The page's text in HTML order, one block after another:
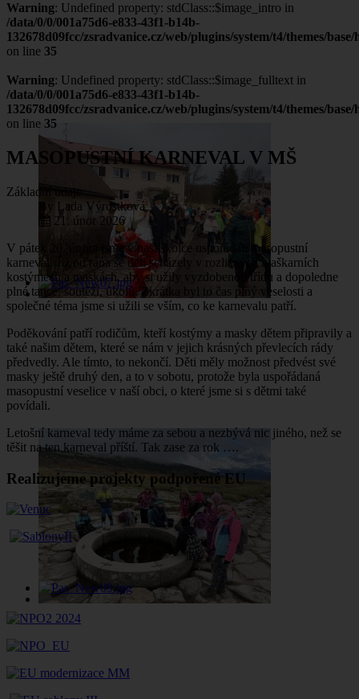
Warning: Undefined property: stdClass::$image_intro in
/data/0/0/001a75d6-e833-43f1-b14b-
132678d09fcc/zsradvanice.cz/web/plugins/system/t4/themes/
on line 35
Warning: Undefined property: stdClass::$image_fulltext in
/data/0/0/001a75d6-e833-43f1-b14b-
132678d09fcc/zsradvanice.cz/web/plugins/system/t4/themes/
on line 35
MASOPUSTNÍ KARNEVAL V MŠ
Základní údaje
Lada Výrostková
21. únor 2026
V pátek 20. února jsme v naší školce uspořádali masopustní
karneval. Již od rána se děti scházely v rozličných maškarních
kostýmech a maskách, aby si užily vyzdobenou třídu a dopoledne
plné tance, soutěží, úkolů. Zkrátka byl to čas plný veselosti a
společné téma jsme si užili se vším, co ke karnevalu patří.
Poděkování patří rodičům, kteří kostýmy a masky dětem připravily a
také našim dětem, které se nám v jejich krásných převlecích rády
předvedly. Ale tímto, to nekončí. Děti měly možnost předvést své
masky ještě druhý den, a to v sobotu, protože byla uspořádaná
masopustní veselice v naší obci, o které jsme si s dětmi také
povídali.
Letošní karneval tedy máme za sebou a nezbývá nic jiného, než se
těšit na ten karneval příští. Tak zase za rok ….
Realizujeme projekty podpořené EU